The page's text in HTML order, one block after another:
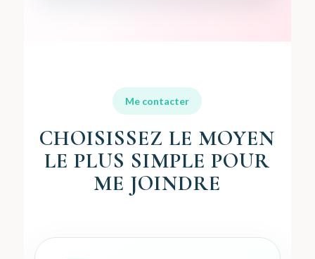
Me contacter
CHOISISSEZ LE MOYEN
LE PLUS SIMPLE POUR
ME JOINDRE